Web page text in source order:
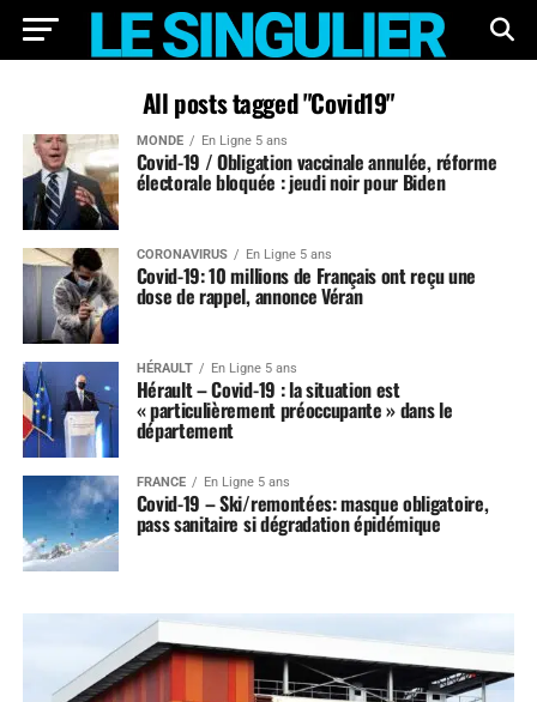
All posts tagged "Covid19"
MONDE En Ligne 5 ans
Covid-19 / Obligation vaccinale annulée, réforme
électorale bloquée : jeudi noir pour Biden
CORONAVIRUS En Ligne 5 ans
Covid-19: 10 millions de Français ont reçu une
dose de rappel, annonce Véran
HÉRAULT En Ligne 5 ans
Hérault – Covid-19 : la situation est
« particulièrement préoccupante » dans le
département
FRANCE En Ligne 5 ans
Covid-19 – Ski/remontées: masque obligatoire,
pass sanitaire si dégradation épidémique